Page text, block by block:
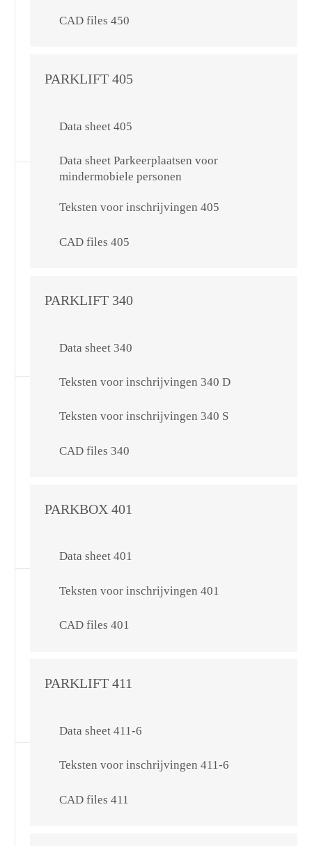
CAD files 450
PARKLIFT 405
Data sheet 405
Data sheet Parkeerplaatsen voor
mindermobiele personen
Teksten voor inschrijvingen 405
CAD files 405
PARKLIFT 340
Data sheet 340
Teksten voor inschrijvingen 340 D
Teksten voor inschrijvingen 340 S
CAD files 340
PARKBOX 401
Data sheet 401
Teksten voor inschrijvingen 401
CAD files 401
PARKLIFT 411
Data sheet 411-6
Teksten voor inschrijvingen 411-6
CAD files 411